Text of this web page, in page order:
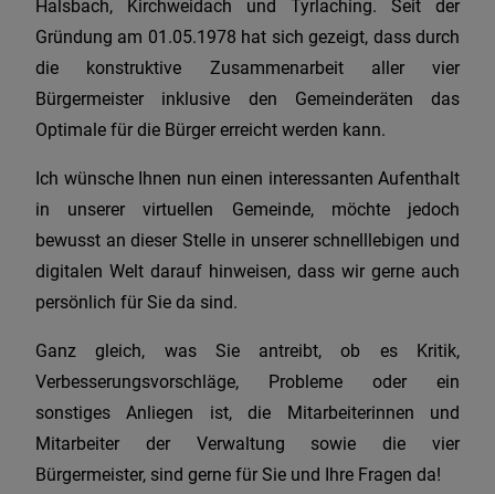
Halsbach, Kirchweidach und Tyrlaching. Seit der
Gründung am 01.05.1978 hat sich gezeigt, dass durch
die konstruktive Zusammenarbeit aller vier
Bürgermeister inklusive den Gemeinderäten das
Optimale für die Bürger erreicht werden kann.
Ich wünsche Ihnen nun einen interessanten Aufenthalt
in unserer virtuellen Gemeinde, möchte jedoch
bewusst an dieser Stelle in unserer schnelllebigen und
digitalen Welt darauf hinweisen, dass wir gerne auch
persönlich für Sie da sind.
Ganz gleich, was Sie antreibt, ob es Kritik,
Verbesserungsvorschläge, Probleme oder ein
sonstiges Anliegen ist, die Mitarbeiterinnen und
Mitarbeiter der Verwaltung sowie die vier
Bürgermeister, sind gerne für Sie und Ihre Fragen da!